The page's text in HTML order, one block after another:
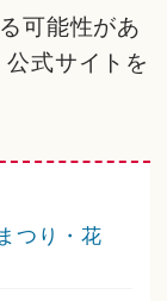
可能性があ
式サイトを
つり・花